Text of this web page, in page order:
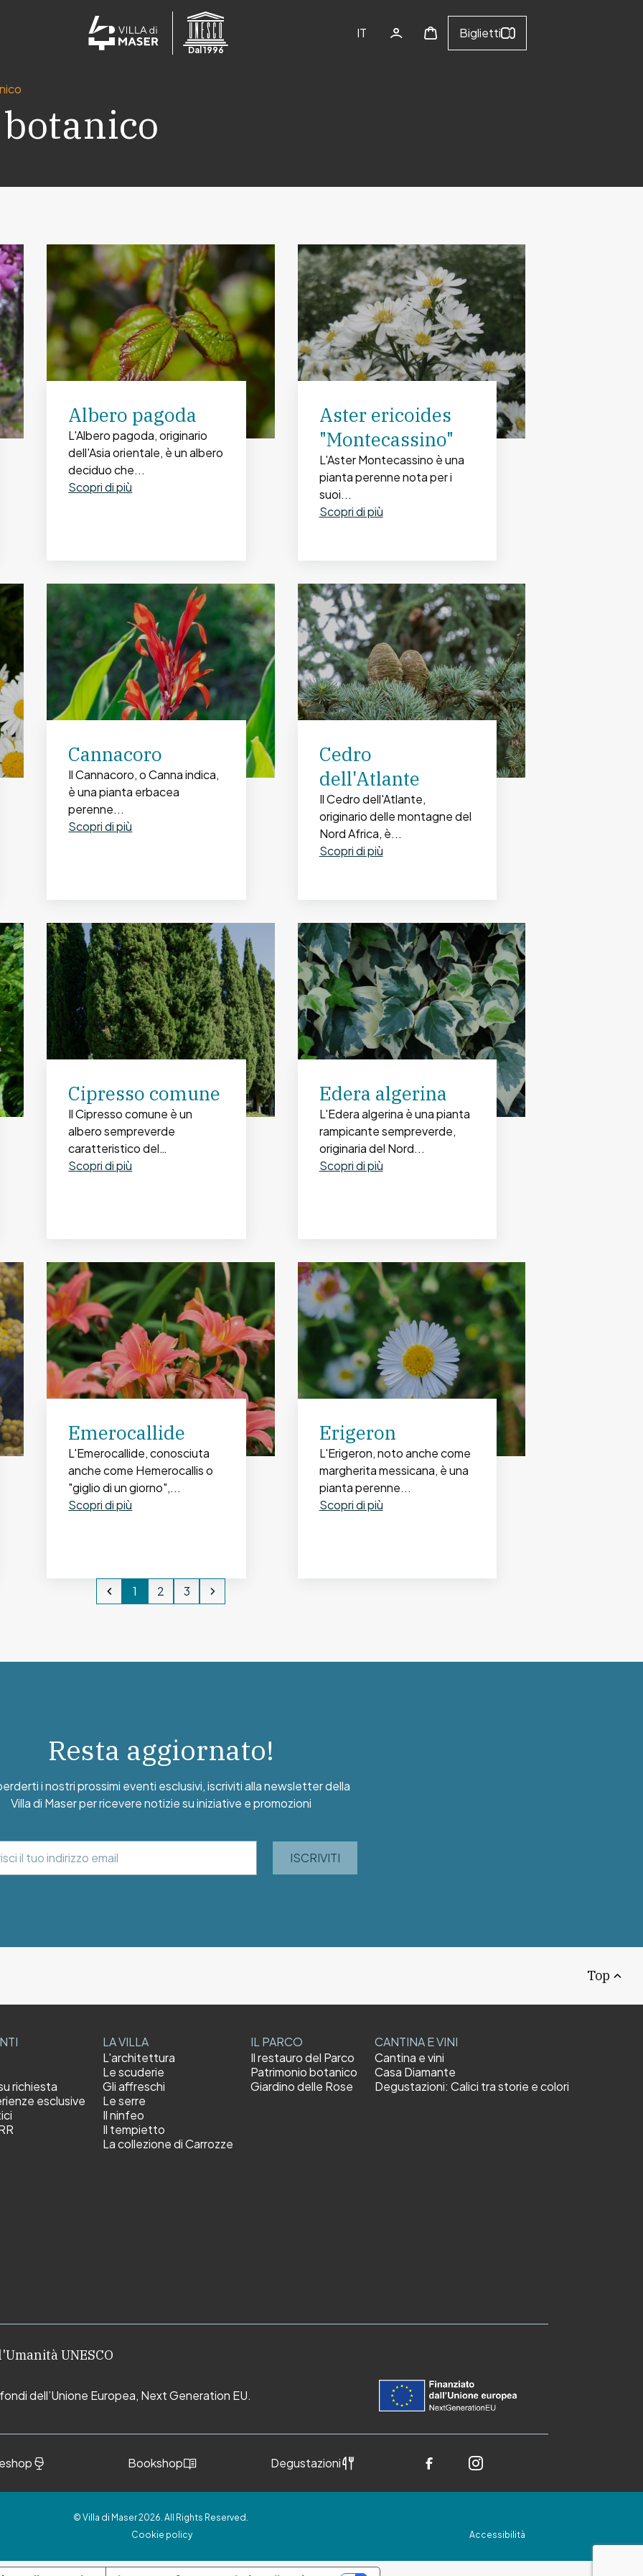
Dal 1996
IT Biglietti
Albero pagoda
L'Albero pagoda, originario
dell'Asia orientale, è un albero
deciduo che...
Scopri di più
Aster ericoides
"Montecassino"
L'Aster Montecassino è una
pianta perenne nota per i
suoi...
Scopri di più
Cannacoro
Il Cannacoro, o Canna indica,
è una pianta erbacea
perenne...
Scopri di più
Cedro
dell'Atlante
Il Cedro dell'Atlante,
originario delle montagne del
Nord Africa, è...
Scopri di più
Cipresso comune
Il Cipresso comune è un
albero sempreverde
caratteristico del
paesaggio...
Scopri di più
Edera algerina
L'Edera algerina è una pianta
rampicante sempreverde,
originaria del Nord...
Scopri di più
Emerocallide
L'Emerocallide, conosciuta
anche come Hemerocallis o
"giglio di un giorno",...
Scopri di più
Erigeron
L'Erigeron, noto anche come
margherita messicana, è una
pianta perenne...
Scopri di più
1 2 3
Resta aggiornato!
i nostri prossimi eventi esclusivi, iscriviti alla newsletter della
Villa di Maser per ricevere notizie su iniziative e promozioni
ISCRIVITI
Top
richiesta
esclusive
LA VILLA
L'architettura
Le scuderie
Gli affreschi
Le serre
Il ninfeo
Il tempietto
La collezione di Carrozze
IL PARCO
Il restauro del Parco
Patrimonio botanico
Giardino delle Rose
CANTINA E VINI
Cantina e vini
Casa Diamante
Degustazioni: Calici tra storie e colori
UNESCO
dell’Unione Europea, Next Generation EU.
Bookshop Degustazioni
© Villa di Maser 2026. All Rights Reserved.
Cookie policy Accessibilità